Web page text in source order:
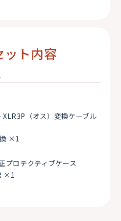
ット内容
（オス）変換ケーブル
×1
プロテクティブケース
×1